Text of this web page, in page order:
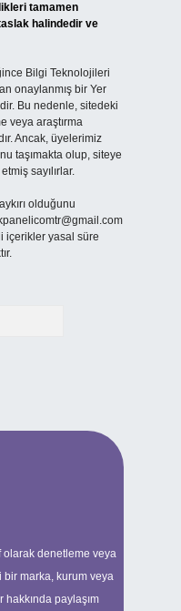
tamamen
halindedir ve
Bilgi Teknolojileri
onaylanmış bir Yer
Bu nedenle, sitedeki
veya araştırma
Ancak, üyelerimiz
taşımakta olup, siteye
sayılırlar.
olduğunu
içerikler yasal süre
olarak denetleme veya
bir marka, kurum veya
hakkında paylaşım